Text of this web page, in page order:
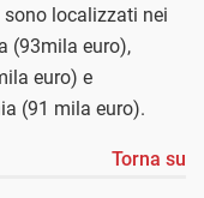
localizzati nei
(93mila euro),
euro) e
(91 mila euro).
Torna su